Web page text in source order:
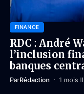
FINANCE
RDC : André
l’inclusion
banques
ParRédaction 1 mois